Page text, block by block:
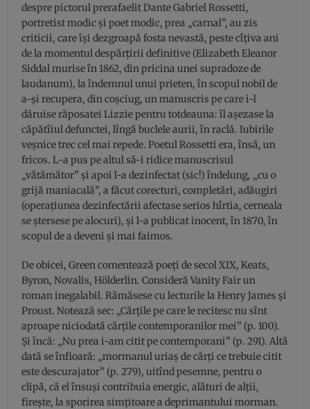
despre pictorul prerafaelit Dante Gabriel Rossetti,
portretist modic și poet modic, prea „carnal”, au zis
criticii, care își dezgroapă fosta nevastă, peste cîțiva ani
de la momentul despărțirii definitive (Elizabeth Eleanor
Siddal murise în 1862, din pricina unei supradoze de
laudanum), la îndemnul unui prieten, în scopul nobil de
a-și recupera, din coșciug, un manuscris pe care i-l
dăruise răposatei Lizzie pentru totdeauna: îl așezase la
căpătîiul defunctei, lîngă buclele aurii, în raclă. Iubirile
veșnice trec cel mai repede. Poetul Rossetti era, însă, un
fricos. L-a pus pe altul să-i ridice manuscrisul
„vătămător” și apoi l-a dezinfectat (sic!) îndelung, „cu o
grijă maniacală”, a făcut corecturi, completări, adăugiri
(operațiunea dezinfectării afectase serios hîrtia, cerneala
se ștersese pe alocuri), și l-a publicat inocent, în 1870, în
scopul de a deveni și mai faimos.
De obicei, Green comentează poeți de secol XIX, Keats,
Byron, Novalis, Hölderlin. Consideră Vanity Fair un
roman inegalabil. Rămăsese cu lecturile la Henry James și
Proust. Notează sec: „Cărțile pe care le recitesc nu sînt
aproape niciodată cărțile contemporanilor mei” (p. 100).
Și încă: „Nu prea i-am citit pe contemporani” (p. 291). Altă
dată se înfioară: „mormanul uriaș de cărți ce trebuie citit
este descurajator” (p. 279), uitînd pesemne, pentru o
clipă, că el însuși contribuia energic, alături de alții,
firește, la sporirea simțitoare a deprimantului morman.